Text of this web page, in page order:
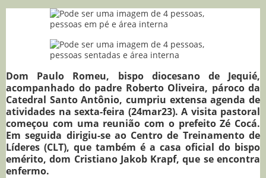
Dom Paulo Romeu, bispo diocesano de Jequié,
acompanhado do padre Roberto Oliveira, pároco da
Catedral Santo Antônio, cumpriu extensa agenda de
atividades na sexta-feira (24mar23). A visita pastoral
começou com uma reunião com o prefeito Zé Cocá.
Em seguida dirigiu-se ao Centro de Treinamento de
Líderes (CLT), que também é a casa oficial do bispo
emérito, dom Cristiano Jakob Krapf, que se encontra
enfermo.